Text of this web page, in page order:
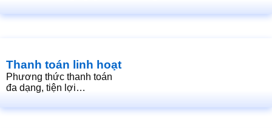
Thanh toán linh hoạt
Phương thức thanh toán
đa dạng, tiện lợi…